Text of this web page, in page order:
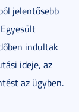
jelentősebb
indultak
ideje, az
az ügyben.